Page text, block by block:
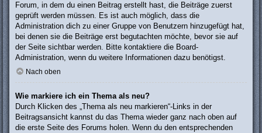
Forum, in dem du einen Beitrag erstellt hast, die Beiträge zuerst
geprüft werden müssen. Es ist auch möglich, dass die
Administration dich zu einer Gruppe von Benutzern hinzugefügt hat,
bei denen sie die Beiträge erst begutachten möchte, bevor sie auf
der Seite sichtbar werden. Bitte kontaktiere die Board-
Administration, wenn du weitere Informationen dazu benötigst.
Nach oben
Wie markiere ich ein Thema als neu?
Durch Klicken des „Thema als neu markieren“-Links in der
Beitragsansicht kannst du das Thema wieder ganz nach oben auf
die erste Seite des Forums holen. Wenn du den entsprechenden